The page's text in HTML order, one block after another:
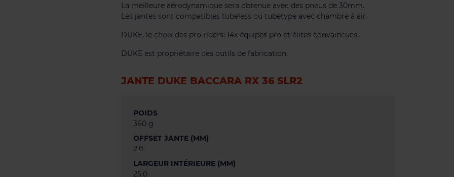
La meilleure aérodynamique sera obtenue avec des pneus de 30mm.
Les jantes sont compatibles tubeless ou tubetype avec chambre à air.
DUKE, le choix des pro riders: 14x équipes pro et élites convaincues.
DUKE est propriétaire des outils de fabrication.
JANTE DUKE BACCARA RX 36 SLR2
POIDS
360 g
OFFSET JANTE (MM)
2.0
LARGEUR INTÉRIEURE (MM)
25.0